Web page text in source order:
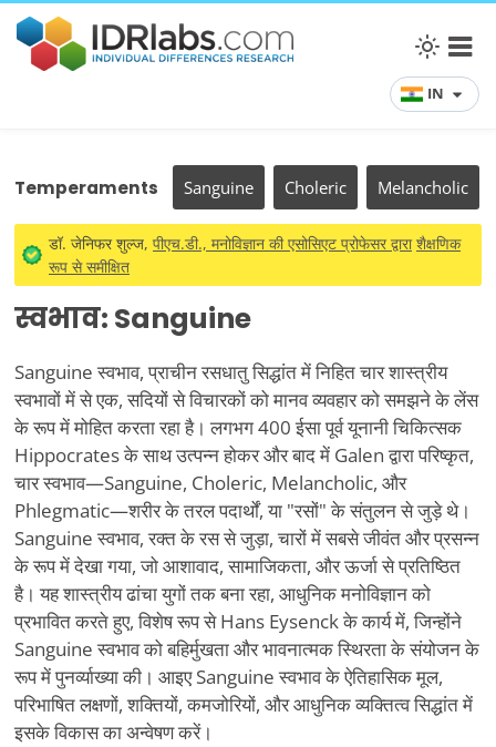
IN
Temperaments Sanguine Choleric Melancholic
डॉ. जेनिफर शुल्ज, पीएच.डी., मनोविज्ञान की एसोसिएट प्रोफेसर द्वारा शैक्षणिक
रूप से समीक्षित
स्वभाव: Sanguine
Sanguine स्वभाव, प्राचीन रसधातु सिद्धांत में निहित चार शास्त्रीय
स्वभावों में से एक, सदियों से विचारकों को मानव व्यवहार को समझने के लेंस
के रूप में मोहित करता रहा है। लगभग 400 ईसा पूर्व यूनानी चिकित्सक
Hippocrates के साथ उत्पन्न होकर और बाद में Galen द्वारा परिष्कृत,
चार स्वभाव—Sanguine, Choleric, Melancholic, और
Phlegmatic—शरीर के तरल पदार्थों, या "रसों" के संतुलन से जुड़े थे।
Sanguine स्वभाव, रक्त के रस से जुड़ा, चारों में सबसे जीवंत और प्रसन्न
के रूप में देखा गया, जो आशावाद, सामाजिकता, और ऊर्जा से प्रतिष्ठित
है। यह शास्त्रीय ढांचा युगों तक बना रहा, आधुनिक मनोविज्ञान को
प्रभावित करते हुए, विशेष रूप से Hans Eysenck के कार्य में, जिन्होंने
Sanguine स्वभाव को बहिर्मुखता और भावनात्मक स्थिरता के संयोजन के
रूप में पुनर्व्याख्या की। आइए Sanguine स्वभाव के ऐतिहासिक मूल,
परिभाषित लक्षणों, शक्तियों, कमजोरियों, और आधुनिक व्यक्तित्व सिद्धांत में
इसके विकास का अन्वेषण करें।